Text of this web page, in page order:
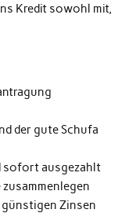
Kredit sowohl mit,
der gute Schufa
sofort ausgezahlt
Zinsen